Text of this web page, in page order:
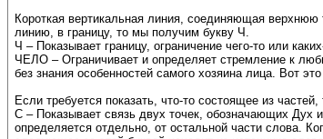
Короткая вертикальная линия, соединяющая
линию, в границу, то мы получим букву Ч.
Ч – Показывает границу, ограничение чего-то или
ЧЕЛО – Ограничивает и определяет стремление к
без знания особенностей самого хозяина лица. Вот
Если требуется показать, что-то состоящее из
С – Показывает связь двух точек, обозначающих Дух
определяется отдельно, от остальной части слова.